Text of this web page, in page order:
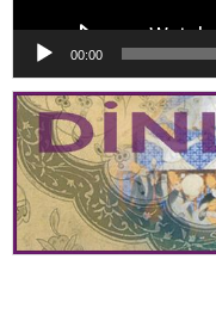
00:00